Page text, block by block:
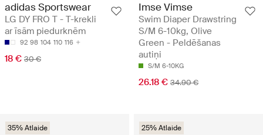
adidas Sportswear
LG DY FRO T - T-krekli
ar īsām piedurknēm
92 98 104 110 116
18 € 30 €
Imse Vimse
Swim Diaper Drawstring
S/M 6-10kg, Olive
Green - Peldēšanas
autiņi
S/M 6-10KG
26.18 € 34.90 €
35% Atlaide 25% Atlaide